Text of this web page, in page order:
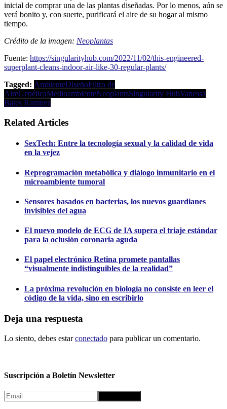
inicial de comprar una de las plantas diseñadas. Por lo menos, aún se
verá bonito y, con suerte, purificará el aire de su hogar al mismo
tiempo.
Crédito de la imagen: Neoplantas
Fuente: https://singularityhub.com/2022/11/02/this-engineered-
superplant-cleans-indoor-air-like-30-regular-plants/
Tagged: AmbienteDiseñoFiltro de
AireGenéticaMedioambienteNeoplantsSingularity HubVanessa
Bates Ramirez
Related Articles
SexTech: Entre la tecnología sexual y la calidad de vida
en la vejez
Reprogramación metabólica y diálogo inmunitario en el
microambiente tumoral
Sensores basados en bacterias, los nuevos guardianes
invisibles del agua
El nuevo modelo de ECG de IA supera el triaje estándar
para la oclusión coronaria aguda
El papel electrónico Retina promete pantallas
“visualmente indistinguibles de la realidad”
La próxima revolución en biología no consiste en leer el
código de la vida, sino en escribirlo
Deja una respuesta
Lo siento, debes estarconectado para publicar un comentario.
Suscripción a Boletín Newsletter